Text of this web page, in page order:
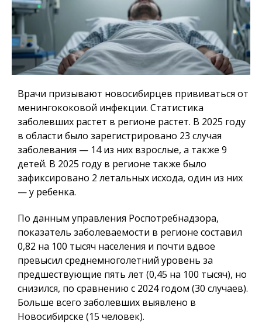
Врачи призывают новосибирцев прививаться от
менингококовой инфекции. Статистика
заболевших растет в регионе растет. В 2025 году
в области было зарегистрировано 23 случая
заболевания — 14 из них взрослые, а также 9
детей. В 2025 году в регионе также было
зафиксировано 2 летальных исхода, один из них
— у ребенка.
По данным управления Роспотребнадзора,
показатель заболеваемости в регионе составил
0,82 на 100 тысяч населения и почти вдвое
превысил среднемноголетний уровень за
предшествующие пять лет (0,45 на 100 тысяч), но
снизился, по сравнению с 2024 годом (30 случаев).
Больше всего заболевших выявлено в
Новосибирске (15 человек).